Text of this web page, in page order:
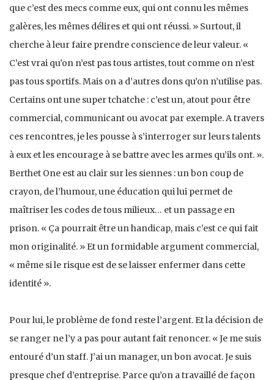
que c’est des mecs comme eux, qui ont connu les mêmes
galères, les mêmes délires et qui ont réussi. » Surtout, il
cherche à leur faire prendre conscience de leur valeur. «
C’est vrai qu’on n’est pas tous artistes, tout comme on n’est
pas tous sportifs. Mais on a d’autres dons qu’on n’utilise pas.
Certains ont une super tchatche : c’est un, atout pour être
commercial, communicant ou avocat par exemple. A travers
ces rencontres, je les pousse à s’interroger sur leurs talents
à eux et les encourage à se battre avec les armes qu’ils ont. ».
Berthet One est au clair sur les siennes : un bon coup de
crayon, de l’humour, une éducation qui lui permet de
maîtriser les codes de tous milieux… et un passage en
prison. « Ça pourrait être un handicap, mais c’est ce qui fait
mon originalité. » Et un formidable argument commercial,
« même si le risque est de se laisser enfermer dans cette
identité ».
Pour lui, le problème de fond reste l’argent. Et la décision de
se ranger ne l’y a pas pour autant fait renoncer. « Je me suis
entouré d’un staff. J’ai un manager, un bon avocat. Je suis
presque chef d’entreprise. Parce qu’on a travaillé de façon